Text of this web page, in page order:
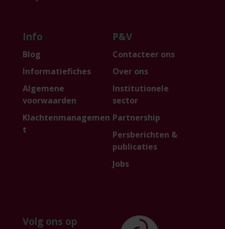
Info
Blog
Informatiefiches
Algemene
voorwaarden
Klachtenmanagemen
t
P&V
Contacteer ons
Over ons
Institutionele
sector
Partnership
Persberichten &
publicaties
Jobs
Volg ons op